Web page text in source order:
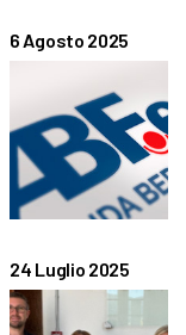
6 Agosto 2025
24 Luglio 2025